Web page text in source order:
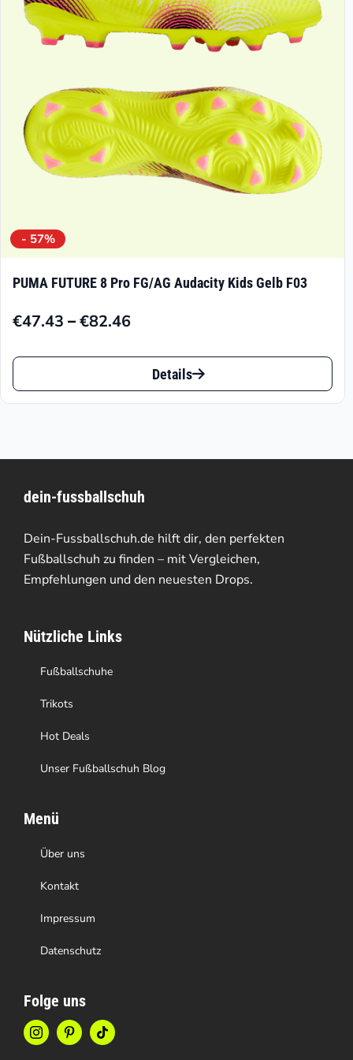
können
Produktseite
gewählt
werden
- 57%
PUMA FUTURE 8 Pro FG/AG Audacity Kids Gelb F03
€47.43 –€82.46
Preisspanne:
€47.43
€82.46
Dieses
Produkt
auf.
Die
Optionen
können
der
Produktseite
gewählt
werden
Details
dein-fussballschuh
Dein-Fussballschuh.de hilft dir, den perfekten
Fußballschuh zu finden – mit Vergleichen,
Empfehlungen und den neuesten Drops.
Nützliche Links
Fußballschuhe
Trikots
Hot Deals
Unser Fußballschuh Blog
Menü
Über uns
Kontakt
Impressum
Datenschutz
Folge uns